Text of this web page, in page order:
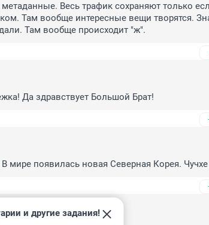
Весь трафик сохраняют только
Там вообще интересные вещи творятся.
Там вообще происходит "ж".
Да здравствует Большой Брат!
мире появилась новая Северная Корея. Чучхе
и другие задания!